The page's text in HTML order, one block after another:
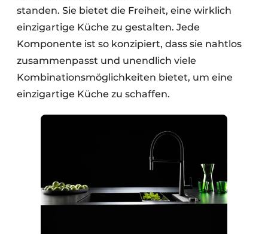
standen. Sie bietet die Freiheit, eine wirklich
einzigartige Küche zu gestalten. Jede
Komponente ist so konzipiert, dass sie nahtlos
zusammenpasst und unendlich viele
Kombinationsmöglichkeiten bietet, um eine
einzigartige Küche zu schaffen.